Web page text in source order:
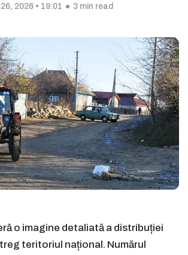
2026 • 19:01 3 min read
o imagine detaliată a distribuției
teritoriul național. Numărul